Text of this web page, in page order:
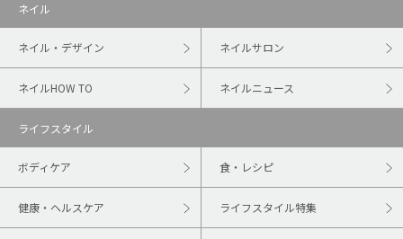
ネイル
ネイル・デザイン ネイルサロン
ネイルHOW TO ネイルニュース
ライフスタイル
ボディケア 食・レシピ
健康・ヘルスケア ライフスタイル特集